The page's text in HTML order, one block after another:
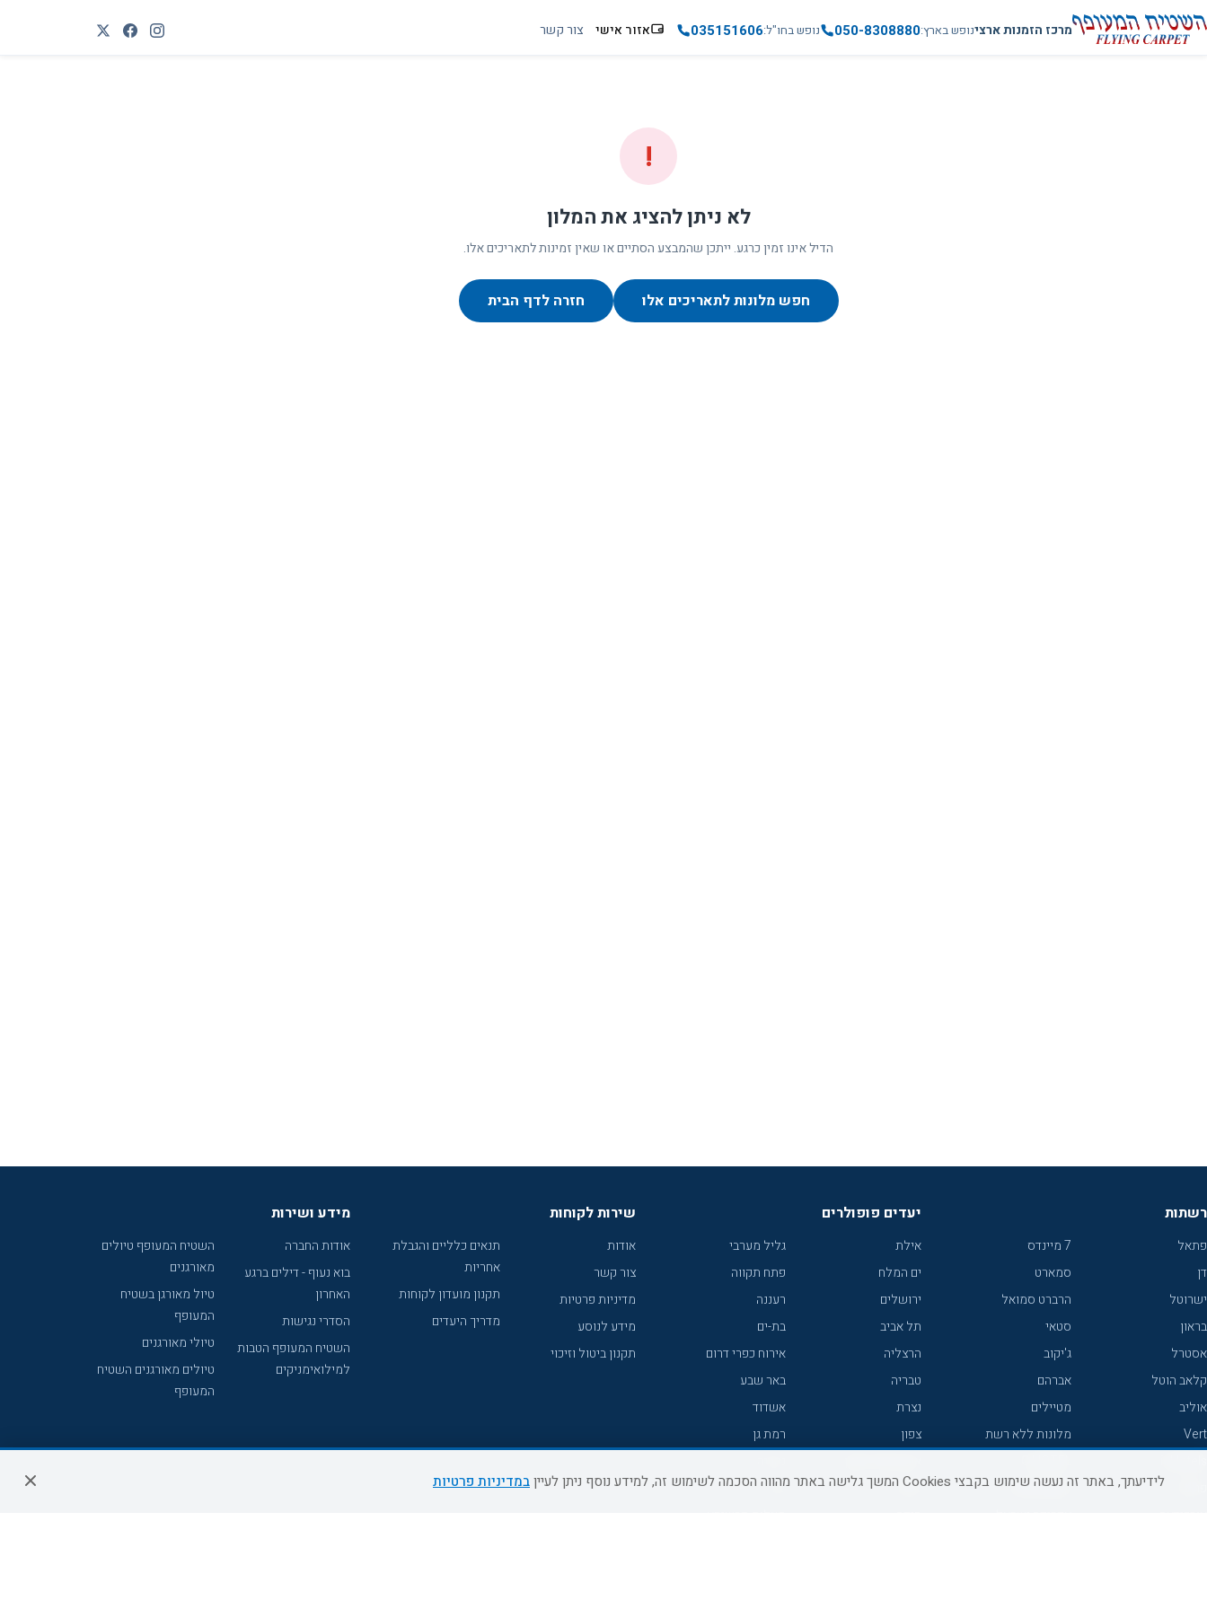
מרכז הזמנות ארצינופש בארץ050-8308880 נופש בחו"ל035151606 אזור אישי צור קשר
!
לא ניתן להציג את המלון
הדיל אינו זמין כרגע. ייתכן שהמבצע הסתיים או שאין זמינות לתאריכים אלו.
חפש מלונות לתאריכים אלו חזרה לדף הבית
רשתות
פתאל
דן
ישרוטל
בראון
אסטרל
קלאב הוטל
אוליב
Vert
7 מיינדס
סמארט
הרברט סמואל
סטאי
ג'יקוב
אברהם
מטיילים
מלונות ללא רשת
קראון פלאזה
יעדים פופולרים
אילת
ים המלח
ירושלים
תל אביב
הרצליה
טבריה
נצרת
צפון
נתניה
גליל מערבי
פתח תקווה
רעננה
בת-ים
אירוח כפרי דרום
באר שבע
אשדוד
רמת גן
עכו
שירות לקוחות
אודות
צור קשר
מדיניות פרטיות
מידע לנוסע
תקנון ביטול וזיכוי
תנאים כלליים והגבלת
אחריות
תקנון מועדון לקוחות
מדריך היעדים
מידע ושירות
אודות החברה
בוא נעוף - דילים ברגע
האחרון
הסדרי נגישות
השטיח המעופף הטבות
למילואימניקים
השטיח המעופף טיולים
מאורגנים
טיול מאורגן בשטיח
המעופף
טיולי מאורגנים
טיולים מאורגנים השטיח
המעופף
לידיעתך, באתר זה נעשה שימוש בקבצי Cookies המשך גלישה באתר מהווה הסכמה לשימוש זה, למידע נוסף ניתן לעיין במדיניות פרטיות